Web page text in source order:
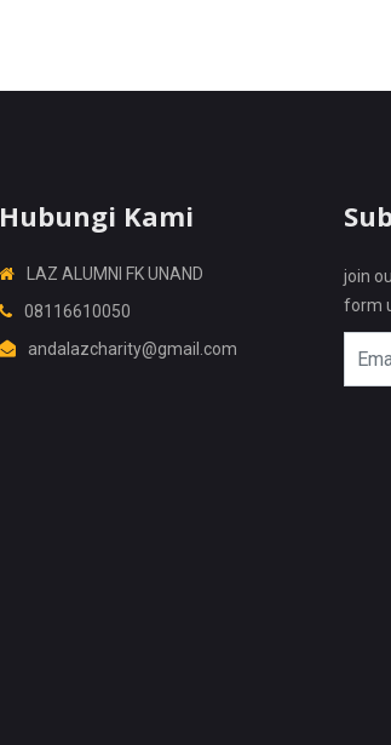
Hubungi Kami
LAZ ALUMNI FK UNAND
08116610050
andalazcharity@gmail.com
join
form